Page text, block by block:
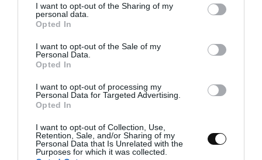
not limited to your visit or usage behaviour. You may click to
grant or deny consent to Google and its third-party tags to
use your data for below specified purposes in below Google
consent section.
I want to opt-out of the Sharing of my
personal data.
Opted In
I want to opt-out of the Sale of my
Personal Data.
Opted In
I want to opt-out of processing my
Personal Data for Targeted Advertising.
Opted In
I want to opt-out of Collection, Use,
Retention, Sale, and/or Sharing of my
Personal Data that Is Unrelated with the
Purposes for which it was collected.